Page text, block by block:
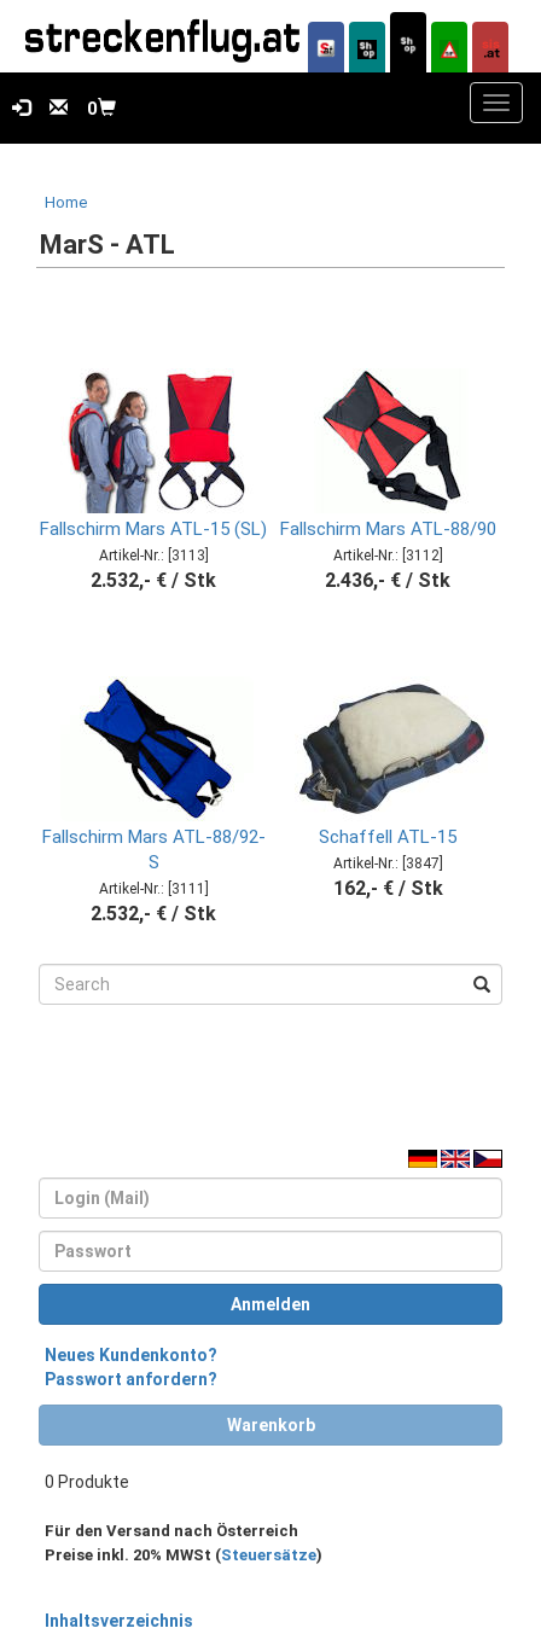
0
Home
MarS - ATL
Fallschirm Mars ATL-15 (SL)
Artikel-Nr.: [3113]
2.532,- € / Stk
Fallschirm Mars ATL-88/90
Artikel-Nr.: [3112]
2.436,- € / Stk
Fallschirm Mars ATL-88/92-
S
Artikel-Nr.: [3111]
2.532,- € / Stk
Schaffell ATL-15
Artikel-Nr.: [3847]
162,- € / Stk
Login
Passwort
Anmelden
Neues Kundenkonto?
Passwort anfordern?
Warenkorb
0 Produkte
Für den Versand nach Österreich
Preise inkl. 20% MWSt (Steuersätze)
Inhaltsverzeichnis